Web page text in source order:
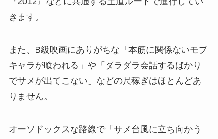
きます。
また、B級映画にありがちな「本筋に関係ないモブ
キャラが喰われる」や「ダラダラ会話するばかり
でサメが出てこない」などの尺稼ぎはほとんどあ
りません。
オーソドックスな路線で「サメ台風に立ち向かう